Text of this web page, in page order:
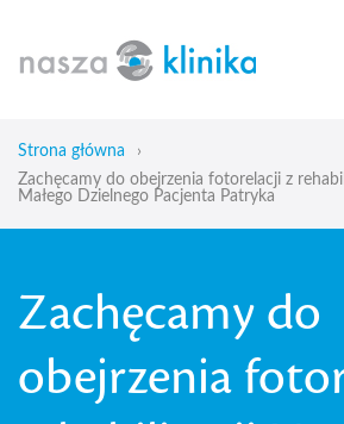
Oferta
Skoliozy u dzieci
Blog
Kontakt
Strona główna
›
Zachęcamy do obejrzenia fotorelacji z
Małego Dzielnego Pacjenta Patryka
Zachęcamy do
obejrzenia